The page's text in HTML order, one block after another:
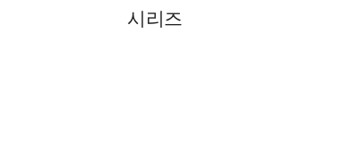
시리즈